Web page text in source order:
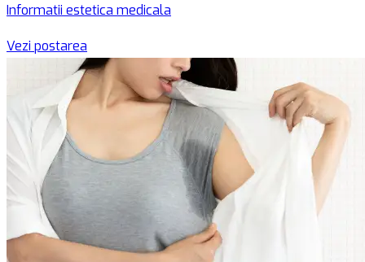
Informatii estetica medicala
Vezi postarea